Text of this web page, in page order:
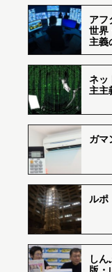
アフ
世界
主義
ネッ
主主
ガマ
ル
し